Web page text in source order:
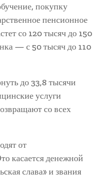
покупку
пенсионное
со 120 тысяч до 150
— с 50 тысяч до 110
до 33,8 тысячи
услуги
со всех
от
касается денежной
слава» и звания